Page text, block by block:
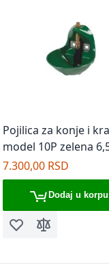
Pojilica za konje i
model 10P zelena
7.300,00 RSD
Dodaj u korpu
Dodaj u listu želja
Dodaj za